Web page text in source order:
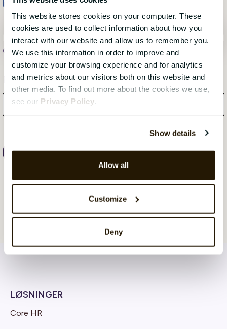
This website stores cookies on your computer. These
cookies are used to collect information about how you
interact with our website and allow us to remember you.
We use this information in order to improve and
customize your browsing experience and for analytics
and metrics about our visitors both on this website and
other media. To find out more about the cookies we use,
see our Privacy Policy
Show details
Allow all
Customize
Deny
Catalystone.com, 20. mars 2019
Få månedlige oppdateringer fra bloggen!
LØSNINGER
Core HR